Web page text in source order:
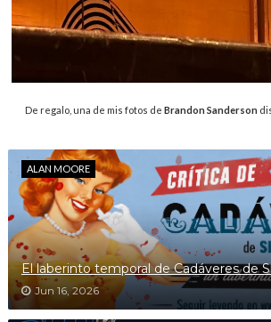
De regalo, una de mis fotos de Brandon Sanderson
ALAN MOORE
El laberinto temporal de Cadáveres de
Jun 16, 2026